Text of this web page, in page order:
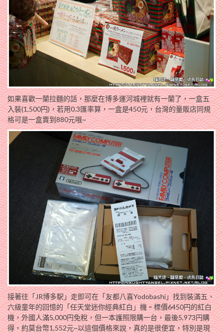
如果喜歡一蘭拉麵的話，那麼在博多運河城裡就有一蘭了，一盒五
入裝(1,500円)，若用0.3匯率算，一盒是450元，台灣的量販店同規
格可是一盒賣到880元哦~
接著往「JR博多駅」走即可在「友都八喜Yodobashi」找到裝滿五、
六級童年的回憶的「任天堂迷你經典紅白」機。標價6450円的紅白
機，外國人滿5,000円免稅，但一本護照限購一台，最後5,973円購
得，約莫台幣1,552元~以這個價格來說，真的是很便宜，特別是現